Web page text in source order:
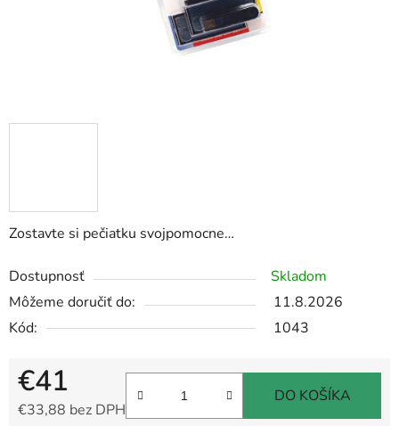
Zostavte si pečiatku svojpomocne…
Dostupnosť
Skladom
Môžeme doručiť do:
11.8.2026
Kód:
1043
€41
€33,88 bez DPH
DO KOŠÍKA